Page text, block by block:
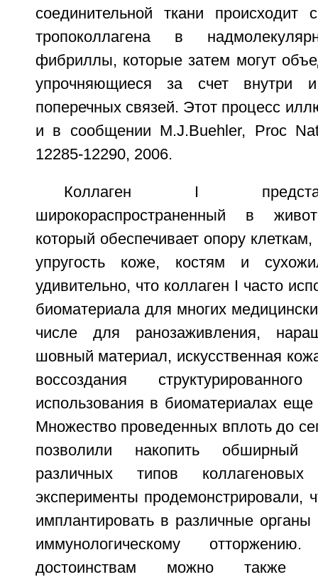
соединительной ткани происходит
тропоколлагена в
фибриллы, которые затем могут
упрочняющиеся за счет внутри
поперечных связей. Этот процесс
и в сообщении M.J.Buehler, Proc
12285-12290, 2006.
Коллаген I
широкораспространенный в
который обеспечивает опору
упругость коже, костям и
удивительно, что коллаген I часто
биоматериала для многих
числе для ранозаживления,
шовный материал, искусственная
воссоздания
использования в биоматериалах еще
Множество проведенных вплоть до
позволили накопить обширный
различных типов
эксперименты продемонстрировали,
имплантировать в различные
иммунологическому
достоинствам можно также